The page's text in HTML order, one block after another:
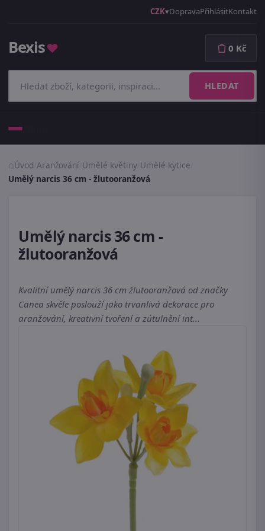
CZK DopravaPřihlásitKontakt
Bexis♥
HLEDAT
0 Kč
Úvod Aranžování Umělé květiny Umělé kytice
Umělý narcis 36 cm - žlutooranžová
Umělý narcis 36 cm -
žlutooranžová
Kvalitní umělý narcis 36 cm žlutooranžová od značky
Canea skvěle poslouží jako trvanlivá dekorace pro
aranžování, kreativní tvoření a zútulnění int...